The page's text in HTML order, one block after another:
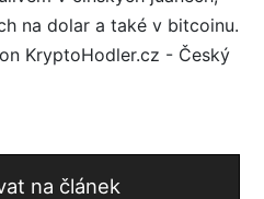
na dolar a také v bitcoinu.
KryptoHodler.cz - Český
na článek